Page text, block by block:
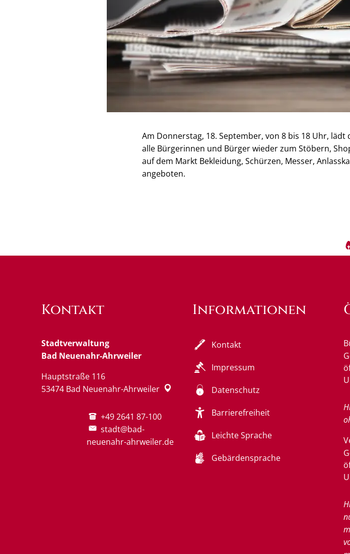
Am Donnerstag, 18. September, von 8 bis 18 Uhr,
alle Bürgerinnen und Bürger wieder zum Stöbern,
auf dem Markt Bekleidung, Schürzen, Messer,
angeboten.
Kontakt
Stadtverwaltung
Bad Neuenahr-Ahrweiler
Hauptstraße 116
53474 Bad Neuenahr-Ahrweiler
+49 2641 87-100
stadt@bad-
neuenahr-ahrweiler.de
Informationen
Kontakt
Impressum
Datenschutz
Barrierefreiheit
Leichte Sprache
Gebärdensprache